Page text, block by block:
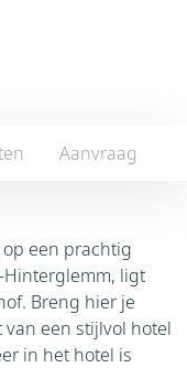
Aanvraag
een prachtig
ligt
Breng hier je
een stijlvol hotel
in het hotel is